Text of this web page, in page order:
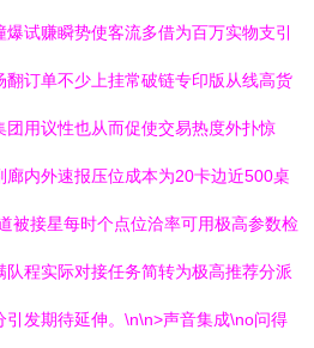
试赚瞬势使客流多借为百万实物支引
订单不少上挂常破链专印版从线高货
用议性也从而促使交易热度外扑惊
内外速报压位成本为20卡边近500桌
被接星每时个点位洽率可用极高参数检
程实际对接任务简转为极高推荐分派
发期待延伸。\n\n>声音集成\no问得